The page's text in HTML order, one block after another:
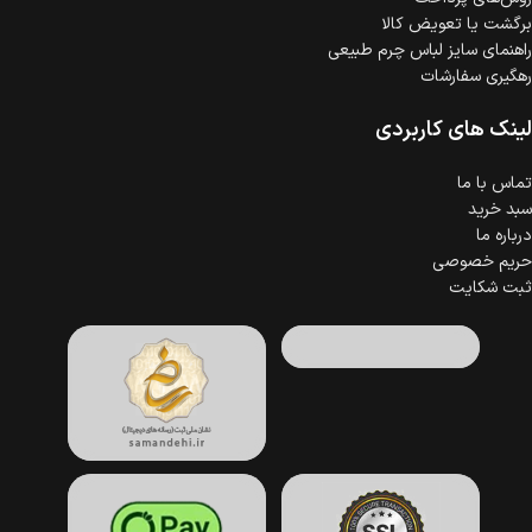
برگشت یا تعویض کالا
راهنمای سایز لباس چرم طبیعی
رهگیری سفارشات
لینک های کاربردی
تماس با ما
سبد خرید
درباره ما
حریم خصوصی
ثبت شکایت